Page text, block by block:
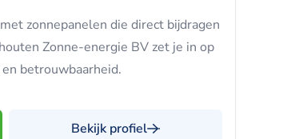
zonnepanelen die direct bijdragen
Zonne-energie BV zet je in op
betrouwbaarheid.
Bekijk profiel